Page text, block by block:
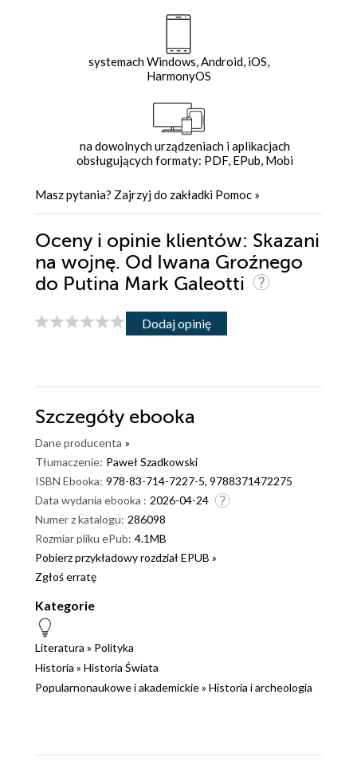
systemach Windows, Android, iOS,
HarmonyOS
na dowolnych urządzeniach i aplikacjach
obsługujących formaty: PDF, EPub, Mobi
Masz pytania? Zajrzyj do zakładki Pomoc »
Oceny i opinie klientów: Skazani
na wojnę. Od Iwana Groźnego
do Putina Mark Galeotti
Dodaj opinię
Szczegóły ebooka
Dane producenta »
Tłumaczenie: Paweł Szadkowski
ISBN Ebooka: 978-83-714-7227-5, 9788371472275
Data wydania ebooka : 2026-04-24
Numer z katalogu: 286098
Rozmiar pliku ePub: 4.1MB
Pobierz przykładowy rozdział EPUB »
Zgłoś erratę
Kategorie
Literatura » Polityka
Historia » Historia Świata
Popularnonaukowe i akademickie» Historia i archeologia